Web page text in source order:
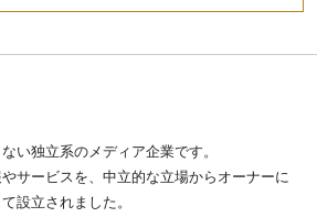
い独立系のメディア企業です。
サービスを、中立的な立場からオーナーに
設立されました。